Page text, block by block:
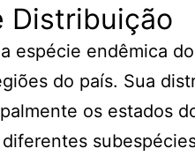
Distribuição
espécie endêmica
do país. Sua
os estados